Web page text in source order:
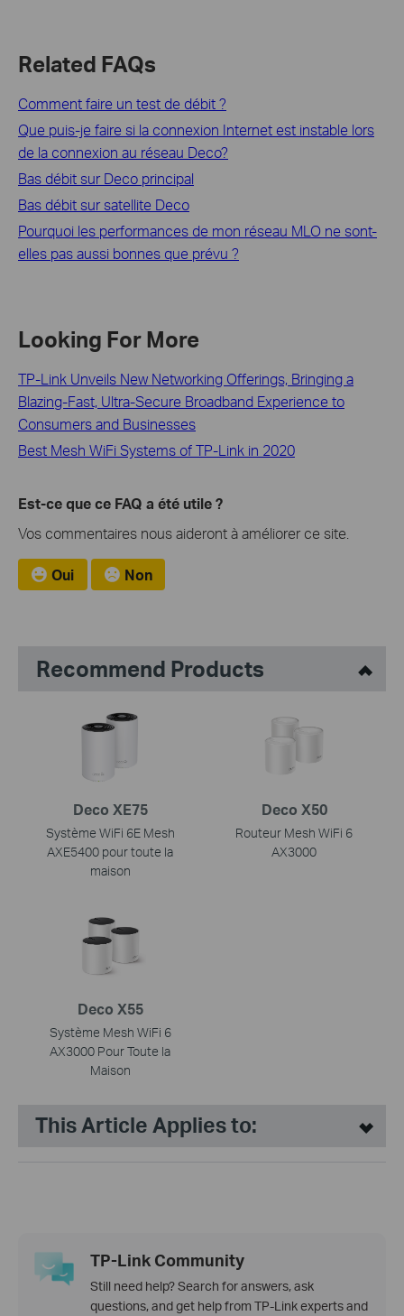
Related FAQs
Comment faire un test de débit ?
Que puis-je faire si la connexion Internet est instable lors
de la connexion au réseau Deco?
Bas débit sur Deco principal
Bas débit sur satellite Deco
Pourquoi les performances de mon réseau MLO ne sont-
elles pas aussi bonnes que prévu ?
Looking For More
TP-Link Unveils New Networking Offerings, Bringing a
Blazing-Fast, Ultra-Secure Broadband Experience to
Consumers and Businesses
Best Mesh WiFi Systems of TP-Link in 2020
Est-ce que ce FAQ a été utile ?
Vos commentaires nous aideront à améliorer ce site.
Oui Non
Recommend Products
Deco XE75
Système WiFi 6E Mesh
AXE5400 pour toute la
maison
Deco X50
Routeur Mesh WiFi 6
AX3000
Deco X55
Système Mesh WiFi 6
AX3000 Pour Toute la
Maison
This Article Applies to:
TP-Link Community
Still need help? Search for answers, ask
questions, and get help from TP-Link experts and